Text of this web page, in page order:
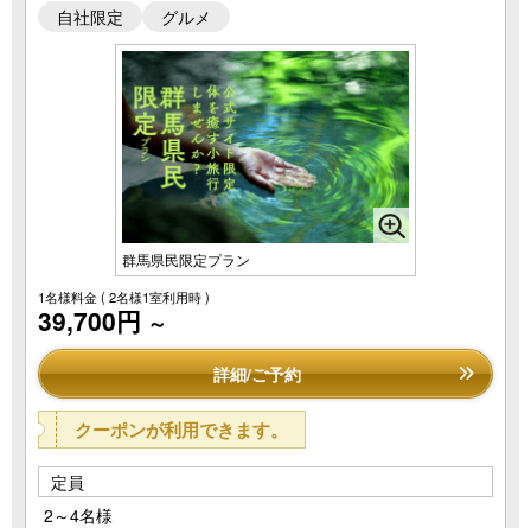
自社限定 グルメ
群馬県民限定プラン
1名様料金( 2名様1室利用時 )
39,700円 ～
詳細/ご予約
クーポンが利用できます。
定員
2～4名様